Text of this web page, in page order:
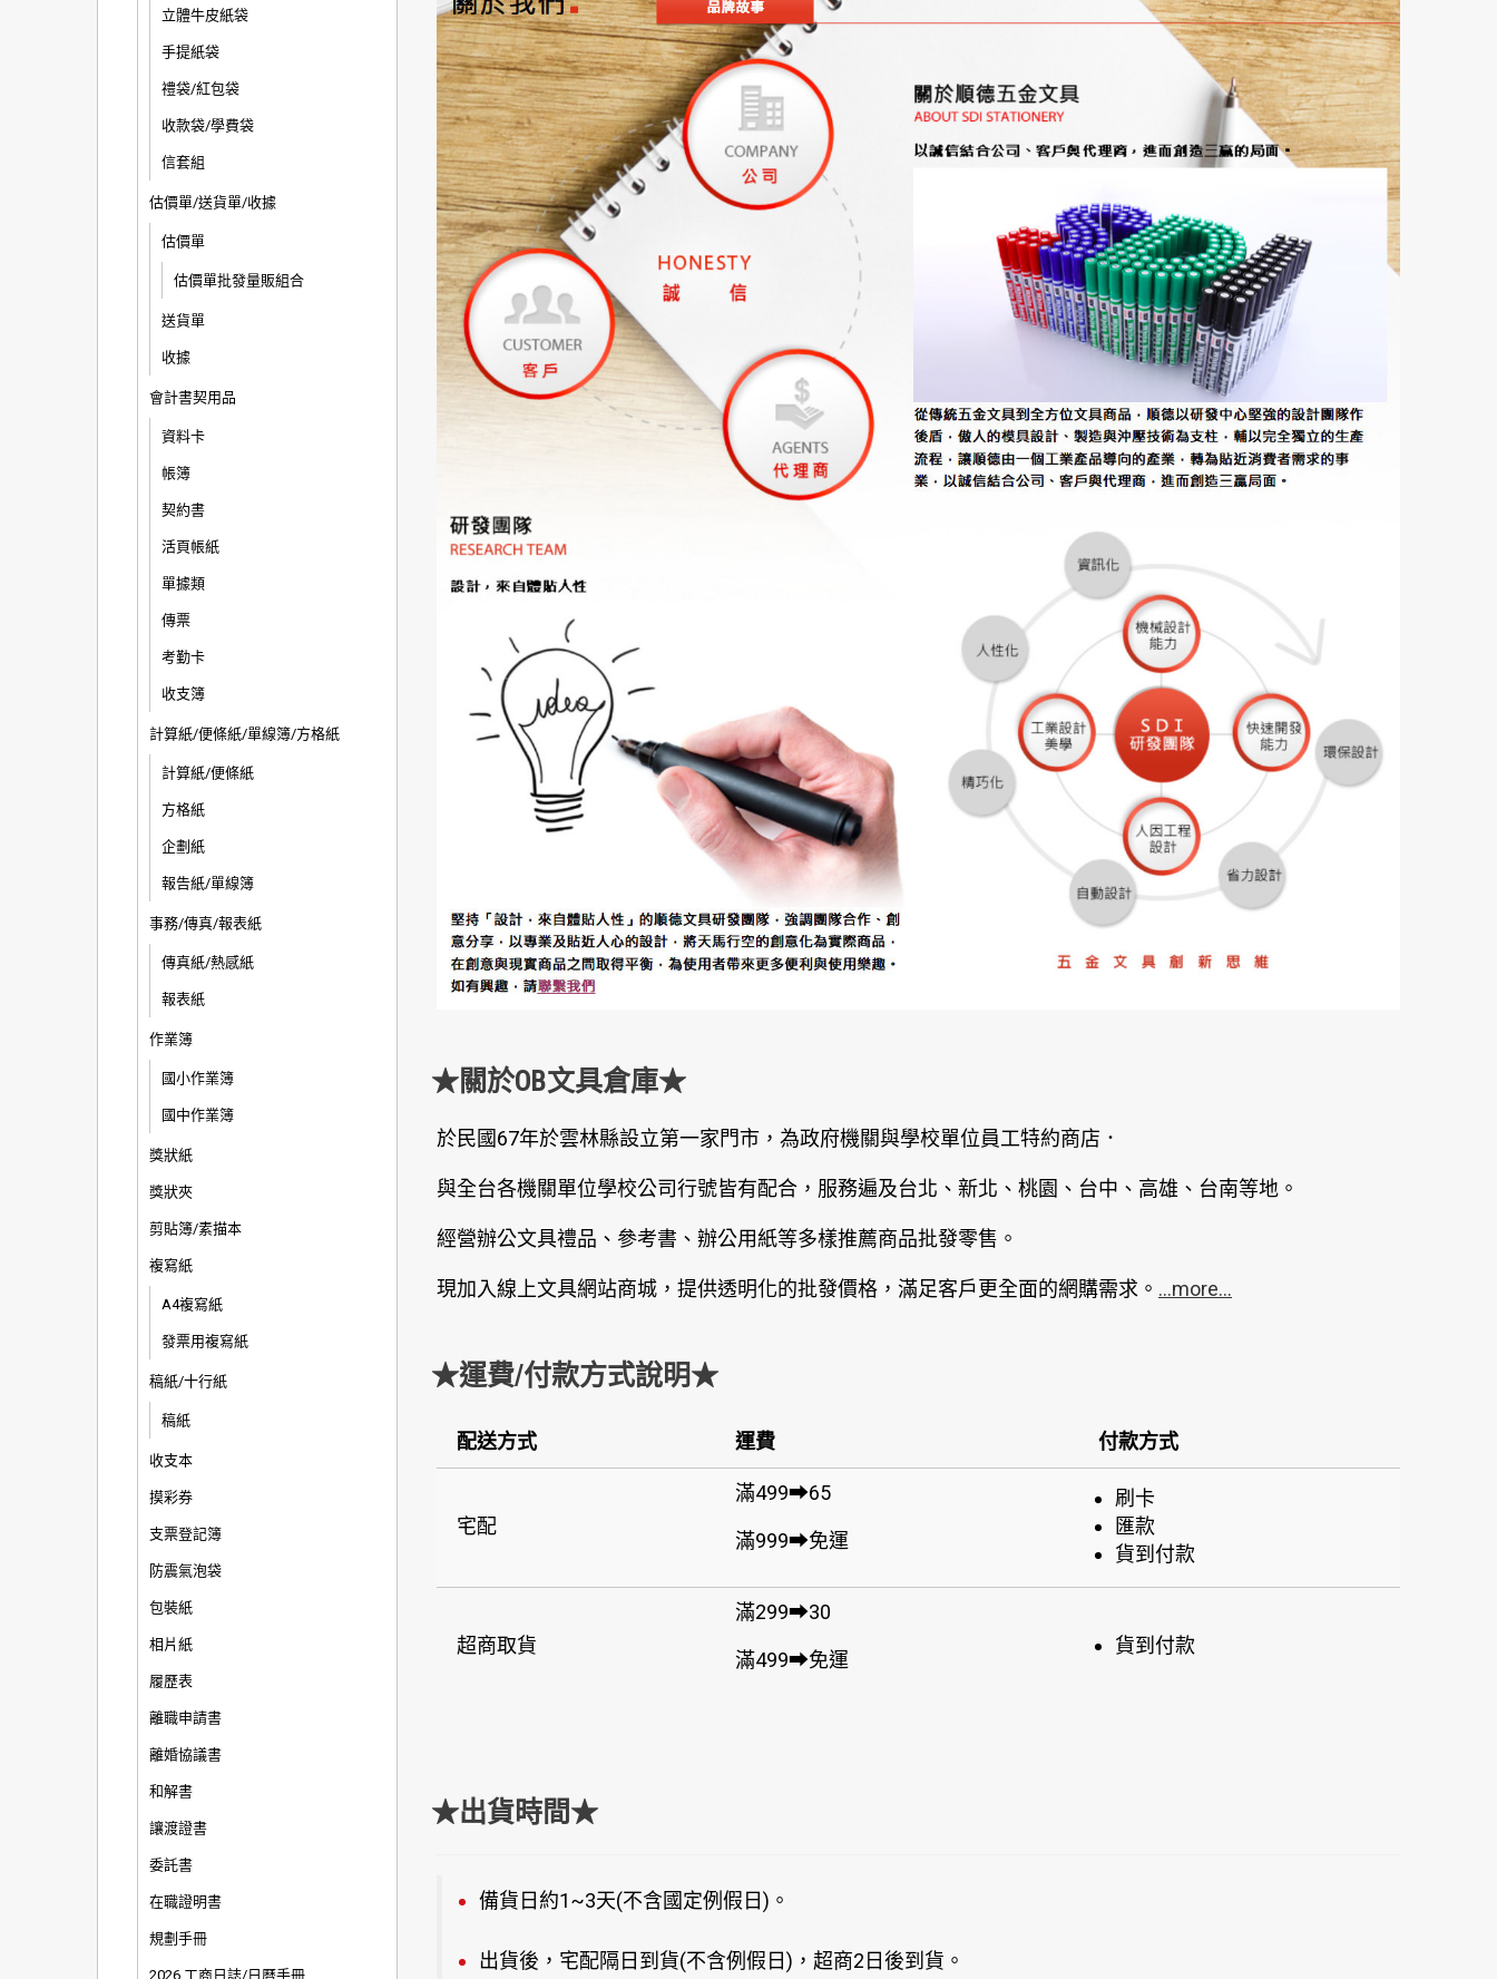
立體牛皮紙袋
手提紙袋
禮袋/紅包袋
收款袋/學費袋
信套組
估價單/送貨單/收據
估價單
估價單批發量販組合
送貨單
收據
會計書契用品
資料卡
帳簿
契約書
活頁帳紙
單據類
傳票
考勤卡
收支簿
計算紙/便條紙/單線簿/方格紙
計算紙/便條紙
方格紙
企劃紙
報告紙/單線簿
事務/傳真/報表紙
傳真紙/熱感紙
報表紙
作業簿
國小作業簿
國中作業簿
獎狀紙
獎狀夾
剪貼簿/素描本
複寫紙
A4複寫紙
發票用複寫紙
稿紙/十行紙
稿紙
收支本
摸彩券
支票登記簿
防震氣泡袋
包裝紙
相片紙
履歷表
離職申請書
離婚協議書
和解書
讓渡證書
委託書
在職證明書
規劃手冊
2026 工商日誌/日曆手冊
★關於OB文具倉庫★
於民國67年於雲林縣設立第一家門市，為政府機關與學校單位員工特約商店．
與全台各機關單位學校公司行號皆有配合，服務遍及台北、新北、桃園、台中、高雄、台南等地。
經營辦公文具禮品、參考書、辦公用紙等多樣推薦商品批發零售。
現加入線上文具網站商城，提供透明化的批發價格，滿足客戶更全面的網購需求。 ...more...
★運費/付款方式說明★
配送方式 運費 付款方式
宅配
滿499➡65
滿999➡免運
刷卡
匯款
貨到付款
超商取貨
滿299➡30
滿499➡免運
貨到付款
★出貨時間★
備貨日約1~3天(不含國定例假日)。
出貨後，宅配隔日到貨(不含例假日)，超商2日後到貨。